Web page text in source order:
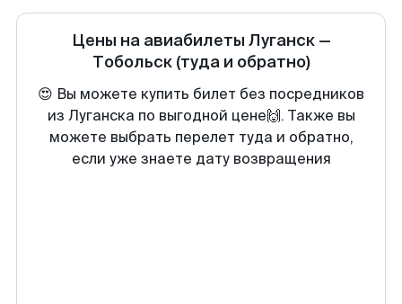
Цены на авиабилеты Луганск—
Тобольск (туда и обратно)
😍 Вы можете купить билет без посредников
из Луганска по выгодной цене🙌. Также вы
можете выбрать перелет туда и обратно,
если уже знаете дату возвращения